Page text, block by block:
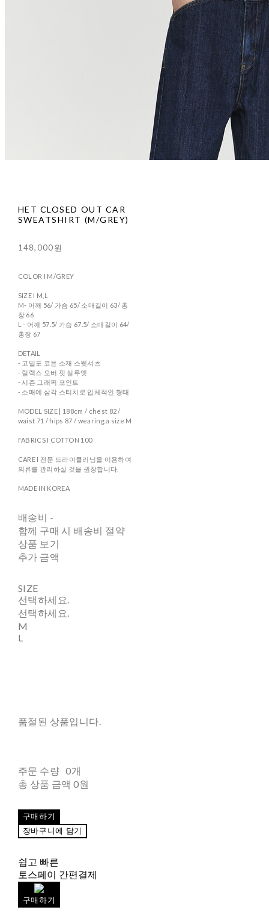
HET CLOSED OUT CAR
SWEATSHIRT (M/GREY)
148,000원
COLOR I M/GREY
SIZE I M,L
M- 어깨 56/ 가슴 65/ 소매길이 63/ 총
장 66
L - 어깨 57.5/ 가슴 67.5/ 소매길이 64/
총장 67
DETAIL
- 고밀도 코튼 소재 스웻셔츠
- 릴렉스 오버 핏 실루엣
- 시즌 그래픽 포인트
- 소매에 삼각 스티치로 입체적인 형태
MODEL SIZE | 188cm / chest 82 /
waist 71 / hips 87 / wearing a size M
FABRICS I COTTON 100
CARE I 전문 드라이클리닝을 이용하여
의류를 관리하실 것을 권장합니다.
MADE IN KOREA
배송비 -
함께 구매 시 배송비 절약
상품 보기
추가 금액
SIZE
선택하세요.
선택하세요.
M
L
품절된 상품입니다.
주문 수량 0개
총 상품 금액 0원
구매하기
장바구니에 담기
쉽고 빠른
토스페이 간편결제
구매하기